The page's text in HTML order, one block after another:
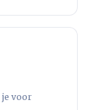
je voor